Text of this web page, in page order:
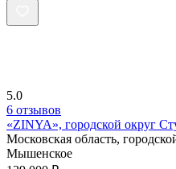
5.0
6 отзывов
«ZINYA», городской округ
Московская область,
Мышенское